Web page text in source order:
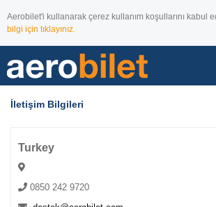
Aerobilet'i kullanarak çerez kullanım koşullarını kabul
bilgi için tıklayınız.
İletişim Bilgileri
Turkey
0850 242 9720